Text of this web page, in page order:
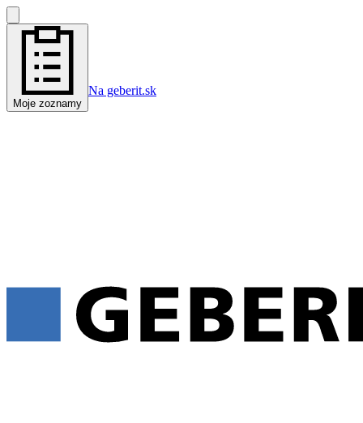
Moje zoznamy
Na geberit.sk